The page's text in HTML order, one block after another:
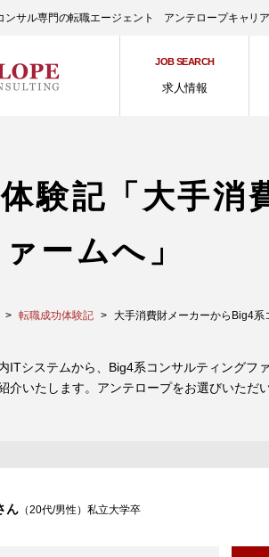
ンサル専門の転職エージェント アンテロープキャリ
JOB SEARCH
求人情報
験記「大手
ームへ」
転職成功体験記 大手消費財メーカーからBig4
ITシステムから、Big4系コンサルティングフ
介いたします。アンテロープをお選びいた
ん （20代/男性）私立大学卒